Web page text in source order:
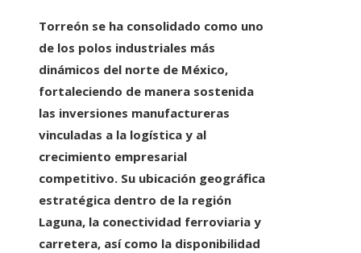
Torreón se ha consolidado como uno
de los polos industriales más
dinámicos del norte de México,
fortaleciendo de manera sostenida
las inversiones manufactureras
vinculadas a la logística y al
crecimiento empresarial
competitivo. Su ubicación geográfica
estratégica dentro de la región
Laguna, la conectividad ferroviaria y
carretera, así como la disponibilidad